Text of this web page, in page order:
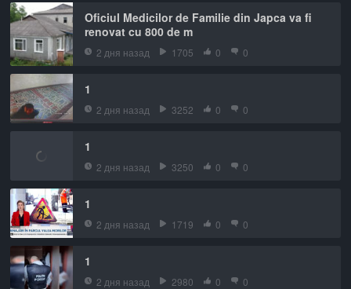
Oficiul Medicilor de Familie din Japca va fi
renovat cu 800 de m
2 дня назад 1705 0 0
1
2 дня назад 3252 0 0
1
2 дня назад 3250 0 0
1
2 дня назад 1719 0 0
1
2 дня назад 2980 0 0